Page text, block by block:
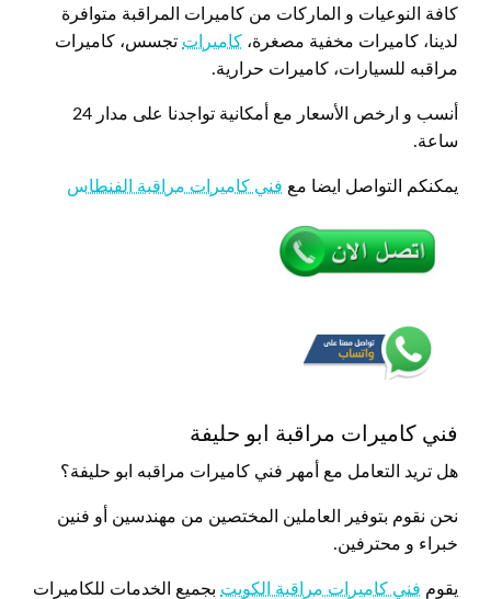
كافة النوعيات و الماركات من كاميرات المراقبة متوافرة
لدينا، كاميرات مخفية مصغرة، كاميرات تجسس، كاميرات
مراقبه للسيارات، كاميرات حرارية.
أنسب و ارخص الأسعار مع أمكانية تواجدنا على مدار 24
ساعة.
يمكنكم التواصل ايضا مع فني كاميرات مراقبة الفنطاس
فني كاميرات مراقبة ابو حليفة
هل تريد التعامل مع أمهر فني كاميرات مراقبه ابو حليفة؟
نحن نقوم بتوفير العاملين المختصين من مهندسين أو فنين
خبراء و محترفين.
يقوم فني كاميرات مراقبة الكويت بجميع الخدمات للكاميرات